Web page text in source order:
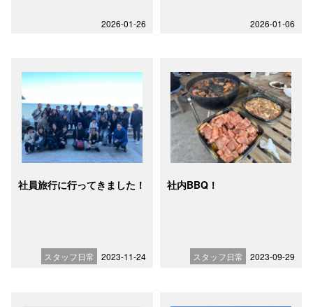
2026-01-26 2026-01-06
社員旅行に行ってきました！
スタッフ日常 2023-11-24
社内BBQ！
スタッフ日常 2023-09-29